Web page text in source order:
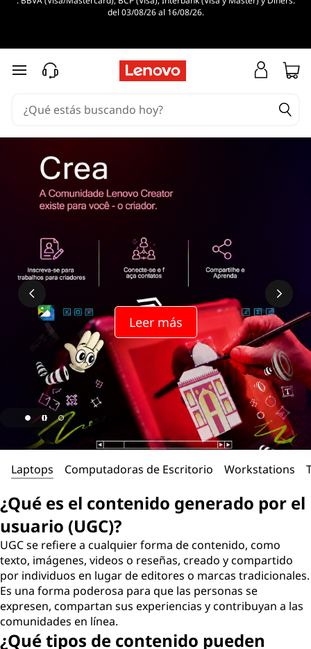
del 03/08/26 al 16/08/26.
Ir al contenido principal
Leer más
Laptops Computadoras de Escritorio Workstations
¿Qué es el contenido generado por el
usuario (UGC)?
UGC se refiere a cualquier forma de contenido, como
texto, imágenes, videos o reseñas, creado y compartido
por individuos en lugar de editores o marcas tradicionales.
Es una forma poderosa para que las personas se
expresen, compartan sus experiencias y contribuyan a las
comunidades en línea.
¿Qué tipos de contenido pueden